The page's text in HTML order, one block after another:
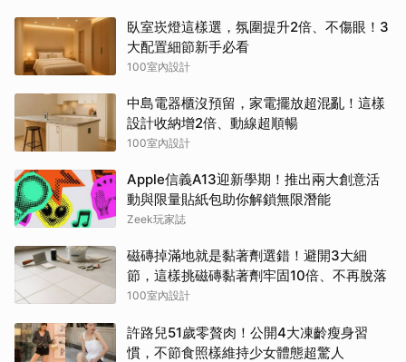
臥室崁燈這樣選，氛圍提升2倍、不傷眼！3
大配置細節新手必看
100室內設計
中島電器櫃沒預留，家電擺放超混亂！這樣
設計收納增2倍、動線超順暢
100室內設計
Apple信義A13迎新學期！推出兩大創意活
動與限量貼紙包助你解鎖無限潛能
Zeek玩家誌
磁磚掉滿地就是黏著劑選錯！避開3大細
節，這樣挑磁磚黏著劑牢固10倍、不再脫落
100室內設計
許路兒51歲零贅肉！公開4大凍齡瘦身習
慣，不節食照樣維持少女體態超驚人